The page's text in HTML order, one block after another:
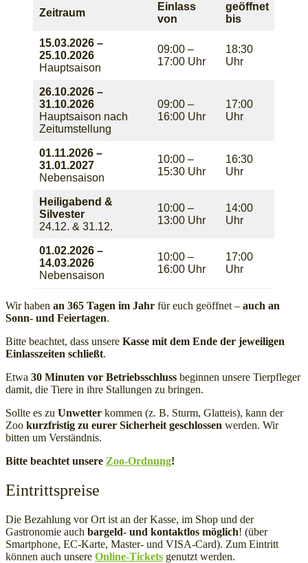
Zeitraum
Einlass
von
geöffnet
bis
15.03.2026 –
25.10.2026
Hauptsaison
09:00 –
17:00 Uhr
18:30
Uhr
26.10.2026 –
31.10.2026
Hauptsaison nach
Zeitumstellung
09:00 –
16:00 Uhr
17:00
Uhr
01.11.2026 –
31.01.2027
Nebensaison
10:00 –
15:30 Uhr
16:30
Uhr
Heiligabend &
Silvester
24.12. & 31.12.
10:00 –
13:00 Uhr
14:00
Uhr
01.02.2026 –
14.03.2026
Nebensaison
10:00 –
16:00 Uhr
17:00
Uhr
Wir haben an 365 Tagen im Jahr für euch geöffnet – auch an
Sonn- und Feiertagen.
Bitte beachtet, dass unsere Kasse mit dem Ende der jeweiligen
Einlasszeiten schließt.
Etwa 30 Minuten vor Betriebsschluss beginnen unsere Tierpfleger
damit, die Tiere in ihre Stallungen zu bringen.
Sollte es zu Unwetter kommen (z. B. Sturm, Glatteis), kann der
Zoo kurzfristig zu eurer Sicherheit geschlossen werden. Wir
bitten um Verständnis.
Bitte beachtet unsere Zoo-Ordnung!
Eintrittspreise
Die Bezahlung vor Ort ist an der Kasse, im Shop und der
Gastronomie auch bargeld- und kontaktlos möglich! (über
Smartphone, EC-Karte, Master- und VISA-Card). Zum Eintritt
können auch unsere Online-Tickets genutzt werden.